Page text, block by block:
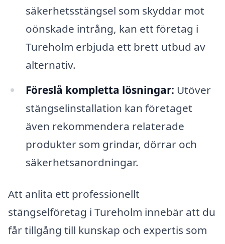
säkerhetsstängsel som skyddar mot
oönskade intrång, kan ett företag i
Tureholm erbjuda ett brett utbud av
alternativ.
Föreslå kompletta lösningar: Utöver
stängselinstallation kan företaget
även rekommendera relaterade
produkter som grindar, dörrar och
säkerhetsanordningar.
Att anlita ett professionellt
stängselföretag i Tureholm innebär att du
får tillgång till kunskap och expertis som